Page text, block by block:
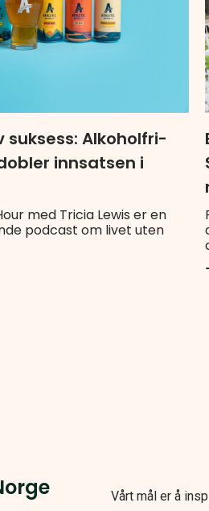
suksess: Alkoholfri-
innsatsen i
med Tricia Lewis er en
podcast om livet uten
Vårt mål er å